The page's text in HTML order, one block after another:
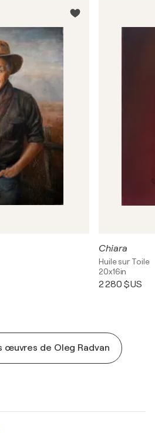
Chiara
Huile sur Toile
20x16in
2 280 $US
œuvres de Oleg Radvan